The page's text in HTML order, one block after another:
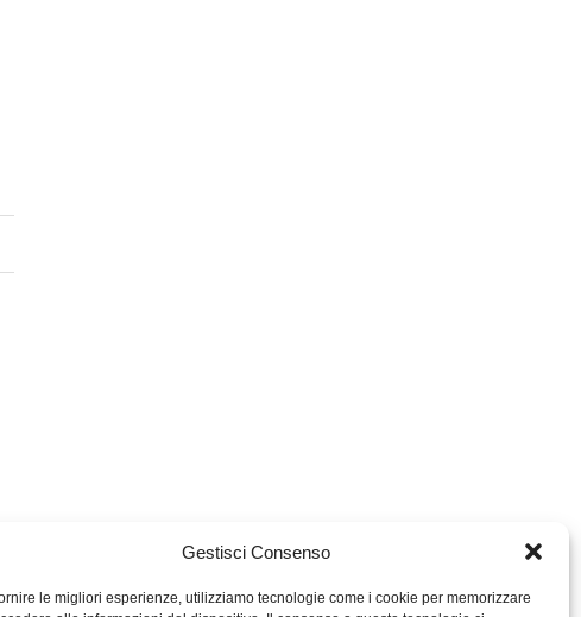
Gestisci Consenso
le migliori esperienze, utilizziamo tecnologie come i cookie per memorizzare